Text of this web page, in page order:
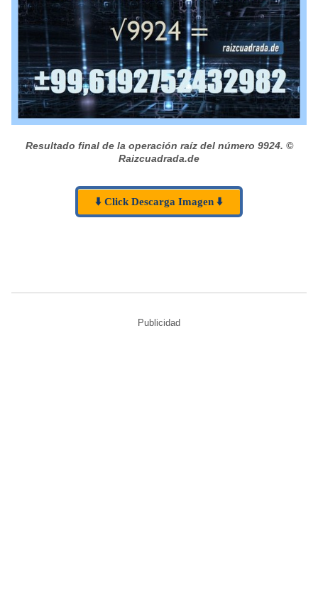
Resultado final de la operación raíz del número 9924. ©
Raizcuadrada.de
⬇️ Click Descarga Imagen ⬇️
Publicidad